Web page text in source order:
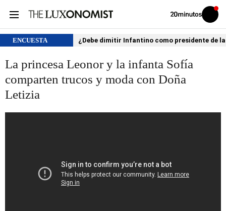
Volver
Iniciar
sesión
ENCUESTA ¿Debe dimitir Infantino como presidente de
La princesa Leonor y la infanta Sofía
comparten trucos y moda con Doña
Letizia